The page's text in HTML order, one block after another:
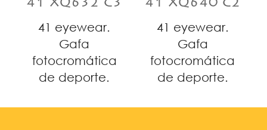
41 XQ632 C3
41 eyewear.
Gafa
fotocromática
de deporte.
41 XQ640 C2
41 eyewear.
Gafa
fotocromática
de deporte.